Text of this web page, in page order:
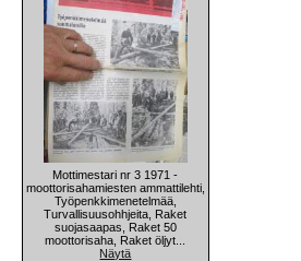
Mottimestari nr 3 1971 -
moottorisahamiesten ammattilehti,
Työpenkkimenetelmää,
Turvallisuusohhjeita, Raket
suojasaapas, Raket 50
moottorisaha, Raket öljyt...
Näytä